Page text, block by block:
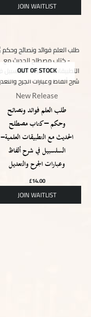
OUT OF STOCK
New Release
طلب العلم فوائد ونصائح
وحكم – كتاب مصطلح
الحديث مع التطبيقات العلمية-
السلسبيل في شرح ألفاظ
وعبارات الجرح والتعديل
£14.00